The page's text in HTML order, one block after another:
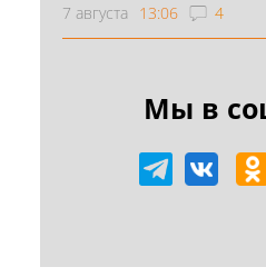
7 августа 13:06 4
Мы в